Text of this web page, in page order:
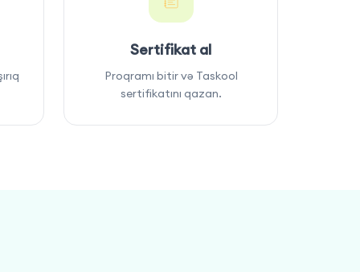
Sertifikat al
Proqramı bitir və Taskool
sertifikatını qazan.